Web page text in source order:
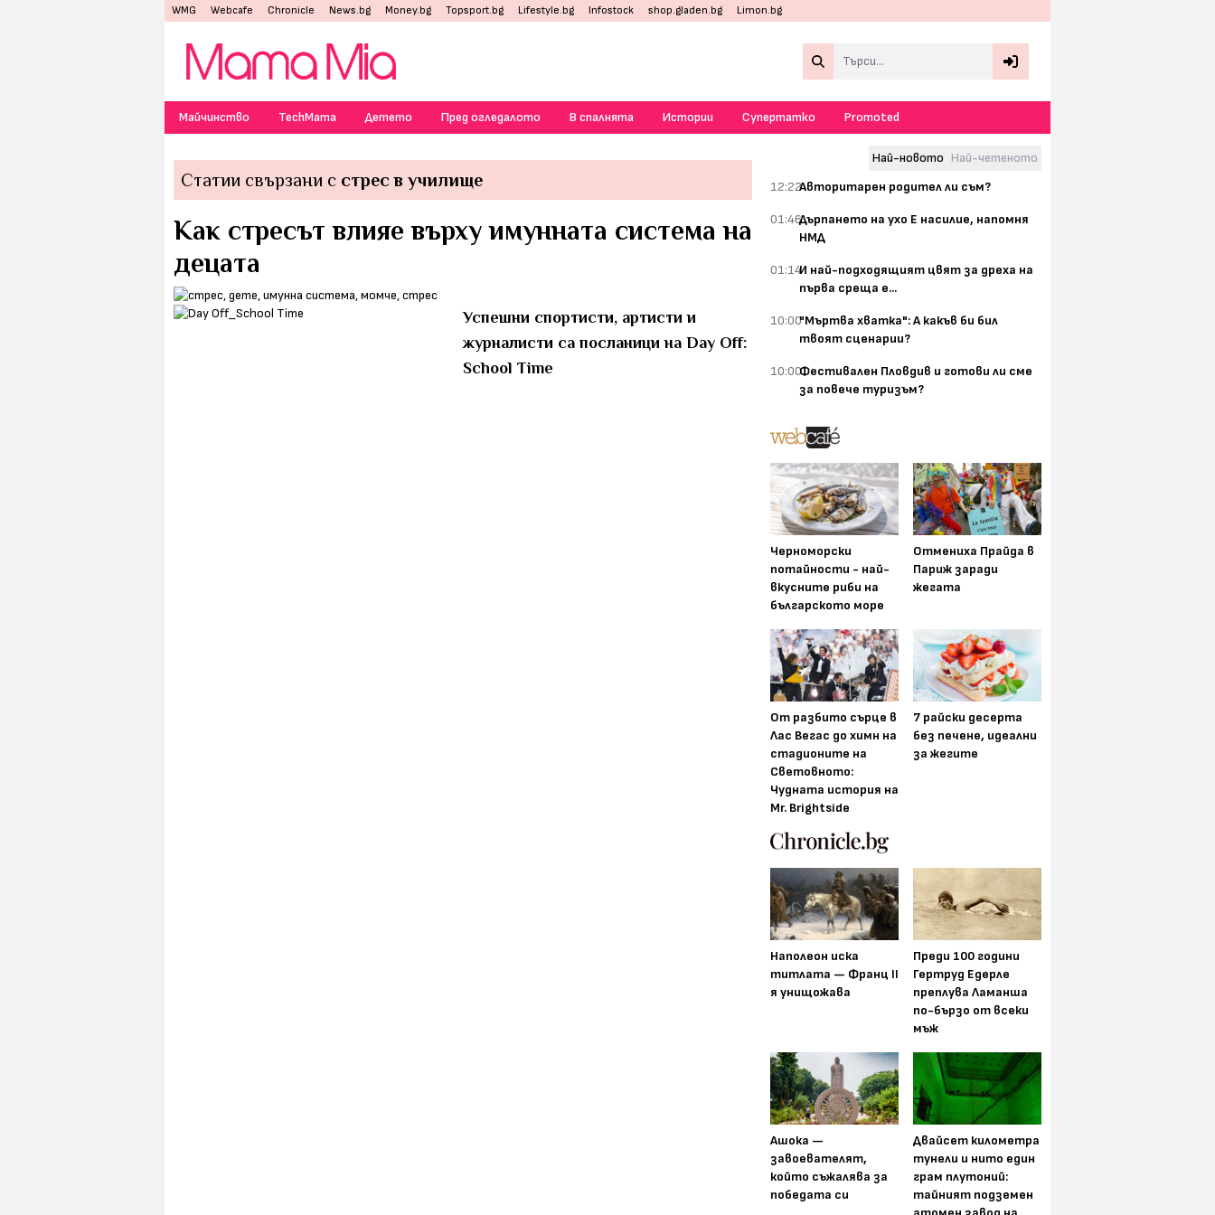
WMG Webcafe Chronicle News.bg Money.bg Topsport.bg Lifestyle.bg Infostock shop.gladen.bg Limon.bg
Майчинство TechMama Детето Пред огледалото В спалнята Истории Супертатко Promoted
Статии свързани с стрес в училище
Как стресът влияе върху имунната система на
децата
Успешни спортисти, артисти и
журналисти са посланици на Day Off:
School Time
Най-новото Най-четеното
12:22Авторитарен родител ли съм?
01:46Дърпането на ухо Е насилие, напомня
НМД
01:14И най-подходящият цвят за дреха на
първа среща е...
10:00"Мъртва хватка": А какъв би бил
твоят сценарии?
10:00Фестивален Пловдив и готови ли сме
за повече туризъм?
Черноморски
потайности - най-
вкусните риби на
българското море
Отмениха Прайда в
Париж заради
жегата
От разбито сърце в
Лас Вегас до химн на
стадионите на
Световното:
Чудната история на
Mr. Brightside
7 райски десерта
без печене, идеални
за жегите
Наполеон иска
титлата — Франц II
я унищожава
Преди 100 години
Гертруд Едерле
преплува Ламанша
по-бързо от всеки
мъж
Ашока —
завоевателят,
който съжалява за
победата си
Двайсет километра
тунели и нито един
грам плутоний:
тайният подземен